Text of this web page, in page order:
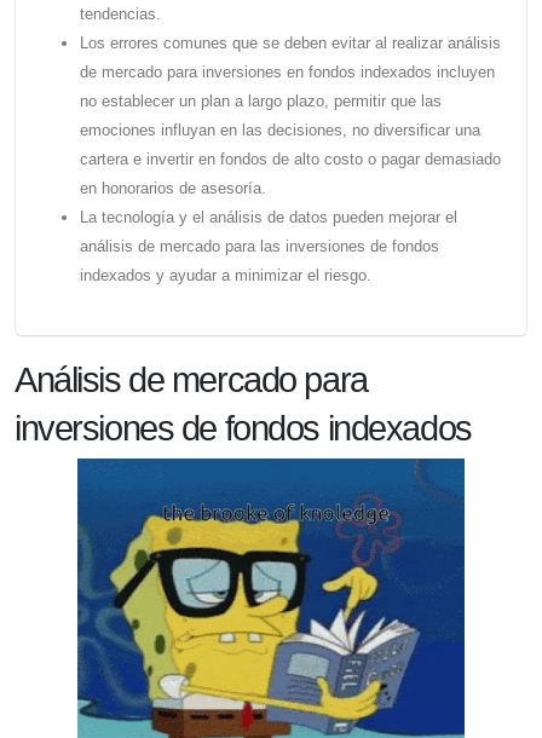
tendencias.
Los errores comunes que se deben evitar al realizar análisis
de mercado para inversiones en fondos indexados incluyen
no establecer un plan a largo plazo, permitir que las
emociones influyan en las decisiones, no diversificar una
cartera e invertir en fondos de alto costo o pagar demasiado
en honorarios de asesoría.
La tecnología y el análisis de datos pueden mejorar el
análisis de mercado para las inversiones de fondos
indexados y ayudar a minimizar el riesgo.
Análisis de mercado para
inversiones de fondos indexados